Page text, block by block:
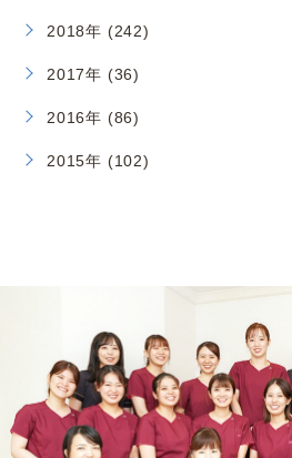
2018年 (242)
2017年 (36)
2016年 (86)
2015年 (102)